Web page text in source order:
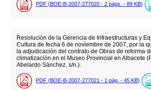
PDF (BOE-B-2007-277020 - 2 págs. - 89 KB)
Resolución de la Gerencia de Infraestructuras y
Cultura de fecha 6 de noviembre de 2007, por la
la adjudicación del contrato de Obras de reforma
climatización en el Museo Provincial en Albacete
Abelardo Sánchez, s/n.).
PDF (BOE-B-2007-277021 - 1 pág. - 45 KB)